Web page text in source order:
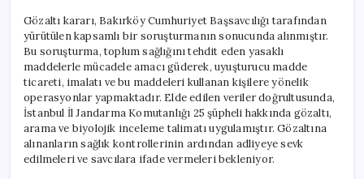
Gözaltı kararı, Bakırköy Cumhuriyet Başsavcılığı tarafından
yürütülen kapsamlı bir soruşturmanın sonucunda alınmıştır.
Bu soruşturma, toplum sağlığını tehdit eden yasaklı
maddelerle mücadele amacı güderek, uyuşturucu madde
ticareti, imalatı ve bu maddeleri kullanan kişilere yönelik
operasyonlar yapmaktadır. Elde edilen veriler doğrultusunda,
İstanbul İl Jandarma Komutanlığı 25 şüpheli hakkında gözaltı,
arama ve biyolojik inceleme talimatı uygulamıştır. Gözaltına
alınanların sağlık kontrollerinin ardından adliyeye sevk
edilmeleri ve savcılara ifade vermeleri bekleniyor.